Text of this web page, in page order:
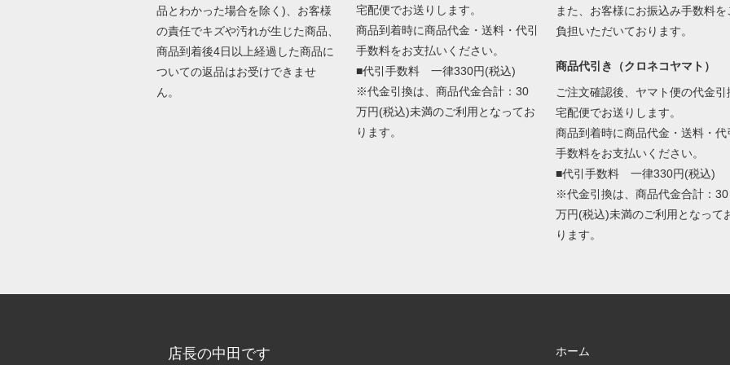
品とわかった場合を除く)、お客様
の責任でキズや汚れが生じた商品、
商品到着後4日以上経過した商品に
ついての返品はお受けできませ
ん。
宅配便でお送りします。
商品到着時に商品代金・送料・代引
手数料をお支払いください。
■代引手数料 一律330円(税込)
※代金引換は、商品代金合計：30
万円(税込)未満のご利用となってお
ります。
また、お客様にお振込み手数料を
負担いただいております。
商品代引き（クロネコヤマト）
ご注文確認後、ヤマト便の代金引
宅配便でお送りします。
商品到着時に商品代金・送料・代
手数料をお支払いください。
■代引手数料 一律330円(税込)
※代金引換は、商品代金合計：30
万円(税込)未満のご利用となって
ります。
店長の中田です ホーム